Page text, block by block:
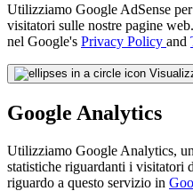
Utilizziamo Google AdSense
visitatori sulle nostre pagine
nel Google's Privacy Policy and
Google Analytics
Utilizziamo Google Analytics,
statistiche riguardanti i visitatori
riguardo a questo servizio in